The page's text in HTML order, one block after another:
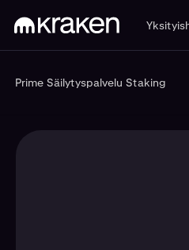
Prime Säilytyspalvelu Staking